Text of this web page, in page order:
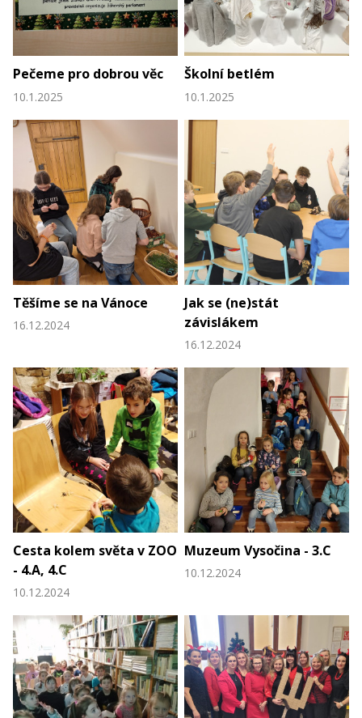
Pečeme pro dobrou věc
10.1.2025
Školní betlém
10.1.2025
Těšíme se na Vánoce
16.12.2024
Jak se (ne)stát
závislákem
16.12.2024
Cesta kolem světa v ZOO
- 4.A, 4.C
10.12.2024
Muzeum Vysočina - 3.C
10.12.2024